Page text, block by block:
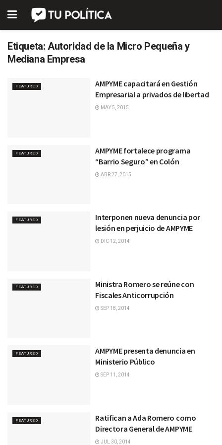
Etiqueta: Autoridad de la Micro Pequeña y
Mediana Empresa
FEATURED
AMPYME capacitará en Gestión
Empresarial a privados de libertad
MAY 5, 2015
FEATURED
AMPYME fortalece programa
“Barrio Seguro” en Colón
ABR 27, 2015
FEATURED
Interponen nueva denuncia por
lesión en perjuicio de AMPYME
DIC 12, 2014
FEATURED
Ministra Romero se reúne con
Fiscales Anticorrupción
SEP 18, 2014
FEATURED
AMPYME presenta denuncia en
Ministerio Público
SEP 11, 2014
FEATURED
Ratifican a Ada Romero como
Directora General de AMPYME
JUL 30, 2014